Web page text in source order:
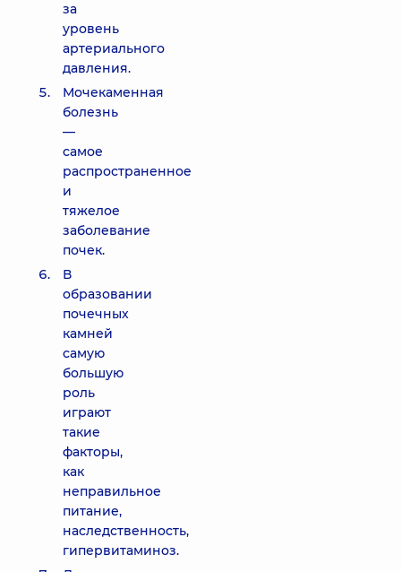
за
уровень
артериального
давления.
Мочекаменная
болезнь
—
самое
распространенное
и
тяжелое
заболевание
почек.
В
образовании
почечных
камней
самую
большую
роль
играют
такие
факторы,
как
неправильное
питание,
наследственность,
гипервитаминоз.